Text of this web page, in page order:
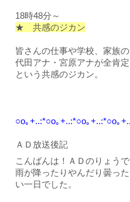
18時48分～
★ 共感のジカン
皆さんの仕事や学校、家族
代田アナ・宮原アナが全肯定
という共感のジカン。
○o｡+..:*○o｡+..:*○o｡+..:*○o｡
ＡＤ放送後記
こんばんは！ＡＤのりょうで
雨が降ったりやんだり曇っ
い一日でした。